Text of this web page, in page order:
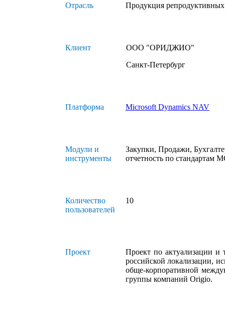
Отрасль Продукция
Клиент
ООО "ОРИДЖИО"
Санкт-Петербург
Платформа Microsoft Dynamics NAV
Модули и
инструменты
Закупки, Продажи,
отчетность по стандартам
Количество
пользователей
10
Проект
Проект по актуализации и
российской локализации,
обще-корпоративной
группы компаний Origio.